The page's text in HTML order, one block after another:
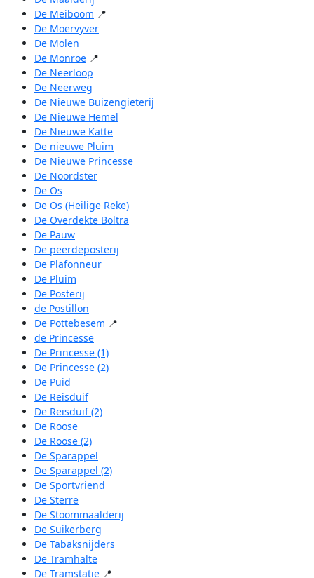
De Meiboom 📍
De Moervyver
De Molen
De Monroe 📍
De Neerloop
De Neerweg
De Nieuwe Buizengieterij
De Nieuwe Hemel
De Nieuwe Katte
De nieuwe Pluim
De Nieuwe Princesse
De Noordster
De Os
De Os (Heilige Reke)
De Overdekte Boltra
De Pauw
De peerdeposterij
De Plafonneur
De Pluim
De Posterij
de Postillon
De Pottebesem 📍
de Princesse
De Princesse (1)
De Princesse (2)
De Puid
De Reisduif
De Reisduif (2)
De Roose
De Roose (2)
De Sparappel
De Sparappel (2)
De Sportvriend
De Sterre
De Stoommaalderij
De Suikerberg
De Tabaksnijders
De Tramhalte
De Tramstatie 📍